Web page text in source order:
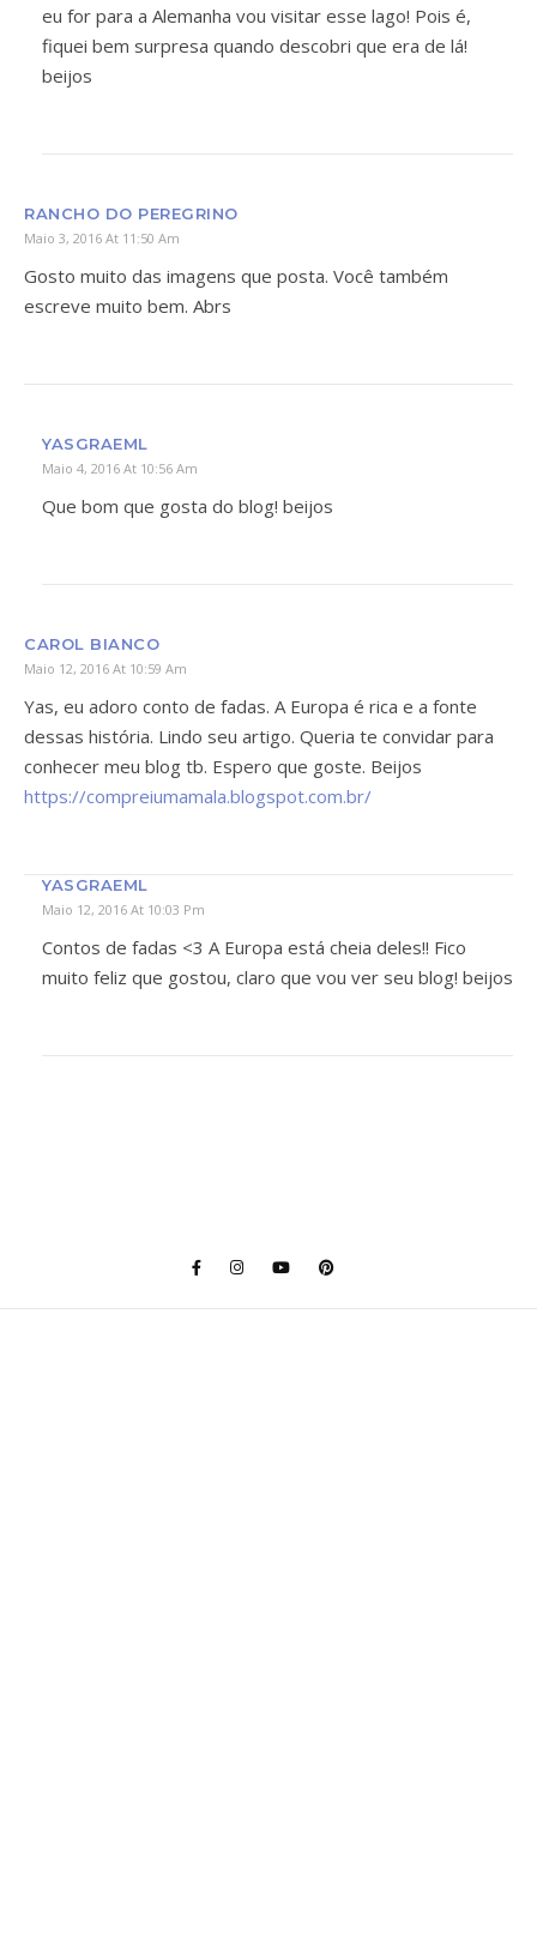
eu for para a Alemanha vou visitar esse lago! Pois é,
fiquei bem surpresa quando descobri que era de lá!
beijos
RANCHO DO PEREGRINO
Maio 3, 2016 At 11:50 Am
Gosto muito das imagens que posta. Você também
escreve muito bem. Abrs
YASGRAEML
Maio 4, 2016 At 10:56 Am
Que bom que gosta do blog! beijos
CAROL BIANCO
Maio 12, 2016 At 10:59 Am
Yas, eu adoro conto de fadas. A Europa é rica e a fonte
dessas história. Lindo seu artigo. Queria te convidar para
conhecer meu blog tb. Espero que goste. Beijos
https://compreiumamala.blogspot.com.br/
YASGRAEML
Maio 12, 2016 At 10:03 Pm
Contos de fadas <3 A Europa está cheia deles!! Fico
muito feliz que gostou, claro que vou ver seu blog! beijos